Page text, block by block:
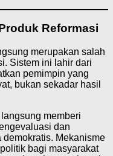
Reformasi
merupakan salah
Sistem ini lahir dari
pemimpin yang
bukan sekadar hasil
memberi
dan
Mekanisme
bagi masyarakat